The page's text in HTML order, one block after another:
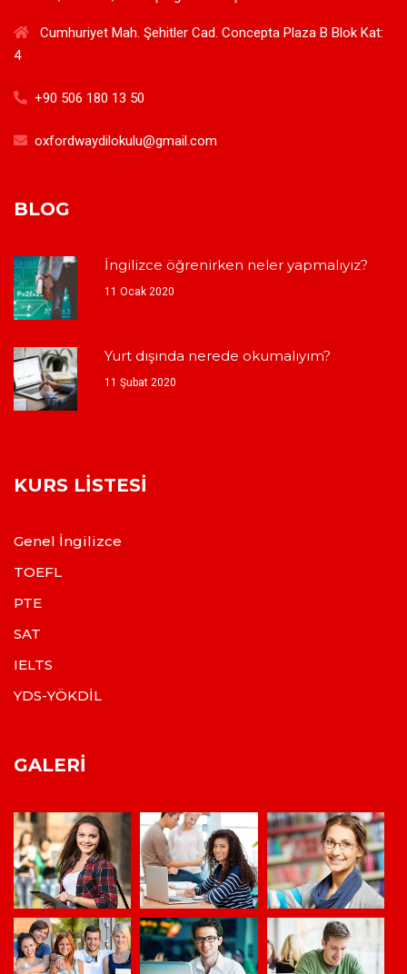
Cumhuriyet Mah. Şehitler Cad. Concepta Plaza B Blok Kat:
4
+90 506 180 13 50
oxfordwaydilokulu@gmail.com
BLOG
İngilizce öğrenirken neler yapmalıyız?
11 Ocak 2020
Yurt dışında nerede okumalıyım?
11 Şubat 2020
KURS LISTESI
Genel İngilizce
TOEFL
PTE
SAT
IELTS
YDS-YÖKDİL
GALERI